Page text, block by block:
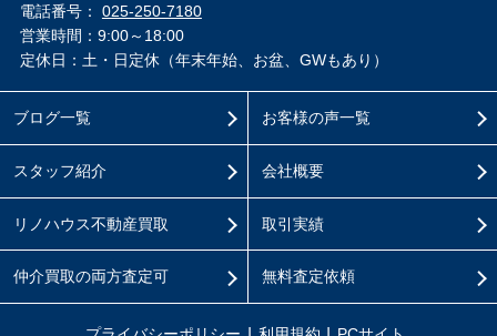
電話番号： 025-250-7180
営業時間：9:00～18:00
定休日：土・日定休（年末年始、お盆、GWもあり）
ブログ一覧
スタッフ紹介
リノハウス不動産買取
仲介買取の両方査定可
お客様の声一覧
会社概要
取引実績
無料査定依頼